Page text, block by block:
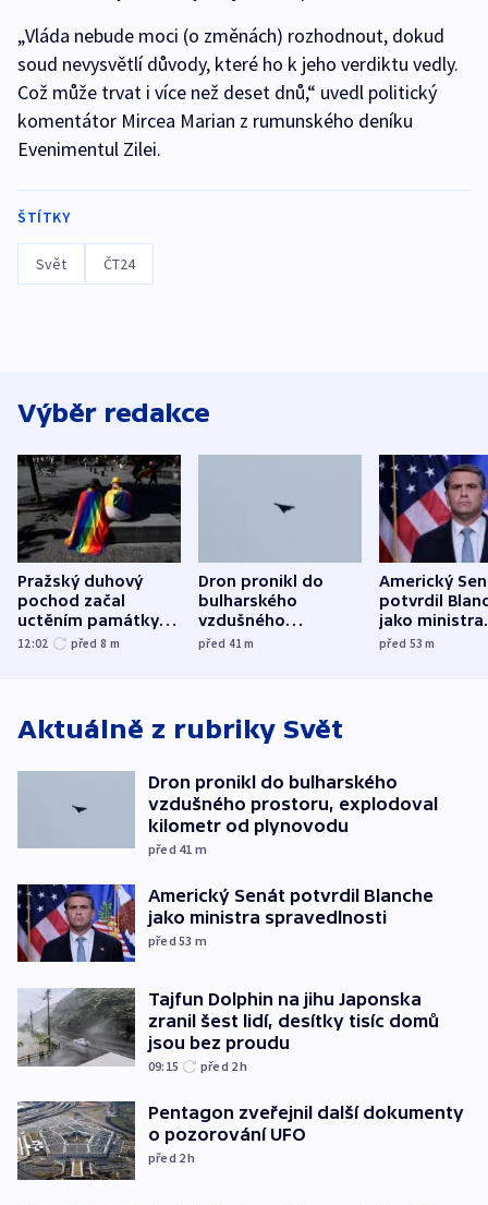
„Vláda nebude moci (o změnách) rozhodnout, dokud
soud nevysvětlí důvody, které ho k jeho verdiktu vedly.
Což může trvat i více než deset dnů,“ uvedl politický
komentátor Mircea Marian z rumunského deníku
Evenimentul Zilei.
ŠTÍTKY
Svět ČT24
Výběr redakce
Pražský duhový
pochod začal
uctěním památky
obětí berlínského
12:02 před 8 m
Dron pronikl do
bulharského
vzdušného
prostoru,
před 41m
Americký
potvrdil
jako ministra
před 53m
Aktuálně z rubriky Svět
Dron pronikl do bulharského
vzdušného prostoru, explodoval
kilometr od plynovodu
před 41 m
Americký Senát potvrdil Blanche
jako ministra spravedlnosti
před 53 m
Tajfun Dolphin na jihu Japonska
zranil šest lidí, desítky tisíc domů
jsou bez proudu
09:15 před 2h
Pentagon zveřejnil další dokumenty
o pozorování UFO
před 2h